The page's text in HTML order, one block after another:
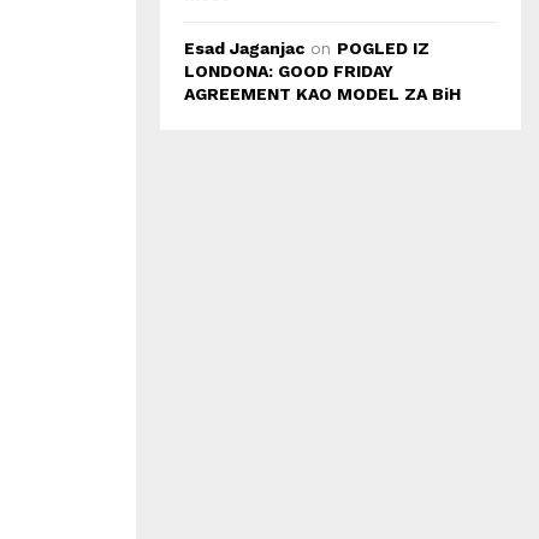
Esad Jaganjac on POGLED IZ
LONDONA: GOOD FRIDAY
AGREEMENT KAO MODEL ZA BiH